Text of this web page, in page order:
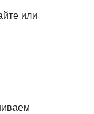
или